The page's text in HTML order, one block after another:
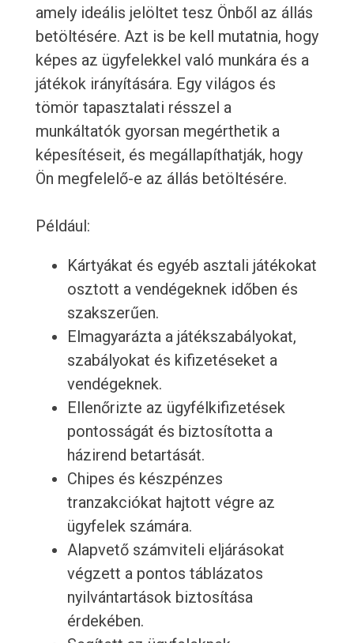
amely ideális jelöltet tesz Önből az állás
betöltésére. Azt is be kell mutatnia, hogy
képes az ügyfelekkel való munkára és a
játékok irányítására. Egy világos és
tömör tapasztalati résszel a
munkáltatók gyorsan megérthetik a
képesítéseit, és megállapíthatják, hogy
Ön megfelelő-e az állás betöltésére.
Például:
Kártyákat és egyéb asztali játékokat
osztott a vendégeknek időben és
szakszerűen.
Elmagyarázta a játékszabályokat,
szabályokat és kifizetéseket a
vendégeknek.
Ellenőrizte az ügyfélkifizetések
pontosságát és biztosította a
házirend betartását.
Chipes és készpénzes
tranzakciókat hajtott végre az
ügyfelek számára.
Alapvető számviteli eljárásokat
végzett a pontos táblázatos
nyilvántartások biztosítása
érdekében.